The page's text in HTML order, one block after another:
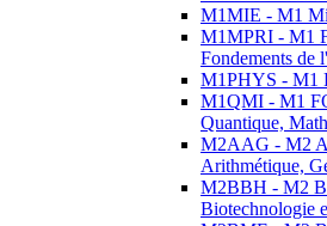
M1MIE - M1
M1MPRI - M1
Fondements de
M1PHYS - M1
M1QMI - M1
Quantique,
M2AAG - M2
Arithmétique,
M2BBH - M2
Biotechnologie